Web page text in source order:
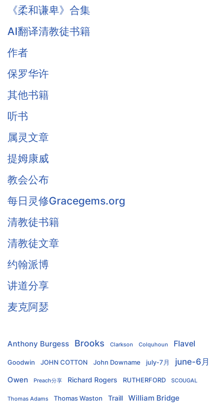
《柔和谦卑》合集
AI翻译清教徒书籍
作者
保罗华许
其他书籍
听书
属灵文章
提姆康威
教会公布
每日灵修Gracegems.org
清教徒书籍
清教徒文章
约翰派博
讲道分享
麦克阿瑟
Anthony Burgess Brooks Clarkson Colquhoun Flavel
Goodwin JOHN COTTON John Downame july-7月 june-6月
Owen Preach分享 Richard Rogers RUTHERFORD SCOUGAL
Thomas Adams Thomas Waston Traill William Bridge